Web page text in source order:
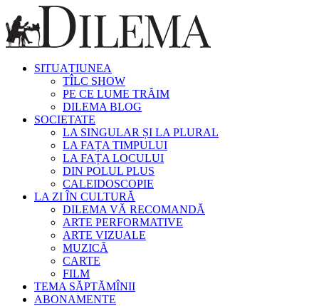
SITUAȚIUNEA
TÎLC SHOW
PE CE LUME TRĂIM
DILEMA BLOG
SOCIETATE
LA SINGULAR ȘI LA PLURAL
LA FAȚA TIMPULUI
LA FAȚA LOCULUI
DIN POLUL PLUS
CALEIDOSCOPIE
LA ZI ÎN CULTURĂ
DILEMA VĂ RECOMANDĂ
ARTE PERFORMATIVE
ARTE VIZUALE
MUZICĂ
CARTE
FILM
TEMA SĂPTĂMÎNII
ABONAMENTE